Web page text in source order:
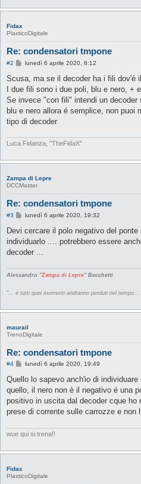
Fidax
PlasticoDigitale
Re: condensatori tmpone
#2
M
s
a
g
i
o
lunedì 6 aprile 2020, 8:12
Scusa, ma se il decoder ha i fili dov'é
I due fili sono i due poli, blu e nero, + e
Se invece "con fili" intendi un
blu e nero allora é semplice, non puoi
tipo di decoder
Luca Fidanza, "TheFidaX"
Zampa di Lepre
DCCMaster
Re: condensatori tmpone
#3
M
s
a
g
lunedì 6 aprile 2020, 19:32
Devi cercare il polo negativo del
individuarlo .... potrebbero essere
decoder ...
Alessandro "Zampa di Lepre" Becchetti
"... e tutti quei momenti andranno perduti nel
maurail
TrenoDigitale
Re: condensatori tmpone
#4
M
s
a
g
i
lunedì 6 aprile 2020, 19:49
Quello lo sapevo anch'io di
quello, il nero non è il negativo é una
positivo in uscita dal decoder cque ho
prese di corrente sulle carrozze e non
wue qui si trena!!
Fidax
PlasticoDigitale